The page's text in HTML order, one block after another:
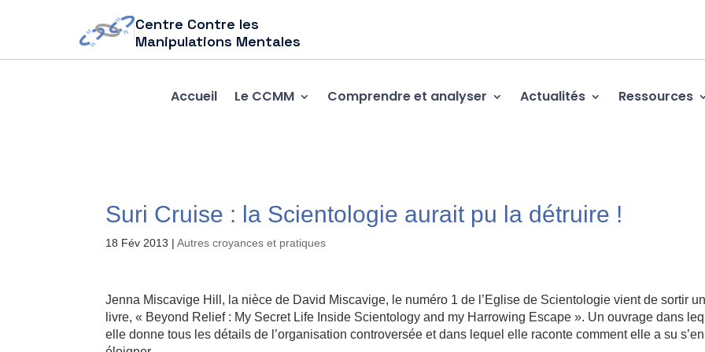
Centre Contre les
Manipulations Mentales
Accueil Le CCMM Comprendre et analyser Actualités Ressources
Suri Cruise : la Scientologie aurait pu la détruire !
18 Fév 2013 |Autres croyances et pratiques
Jenna Miscavige Hill, la nièce de David Miscavige, le numéro 1 de l’Eglise de Scientologie vient de sortir
livre, « Beyond Relief : My Secret Life Inside Scientology and my Harrowing Escape ». Un ouvrage dans
elle donne tous les détails de l’organisation controversée et dans lequel elle raconte comment elle a su s’en